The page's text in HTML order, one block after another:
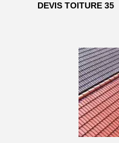
DEVIS TOITURE 35